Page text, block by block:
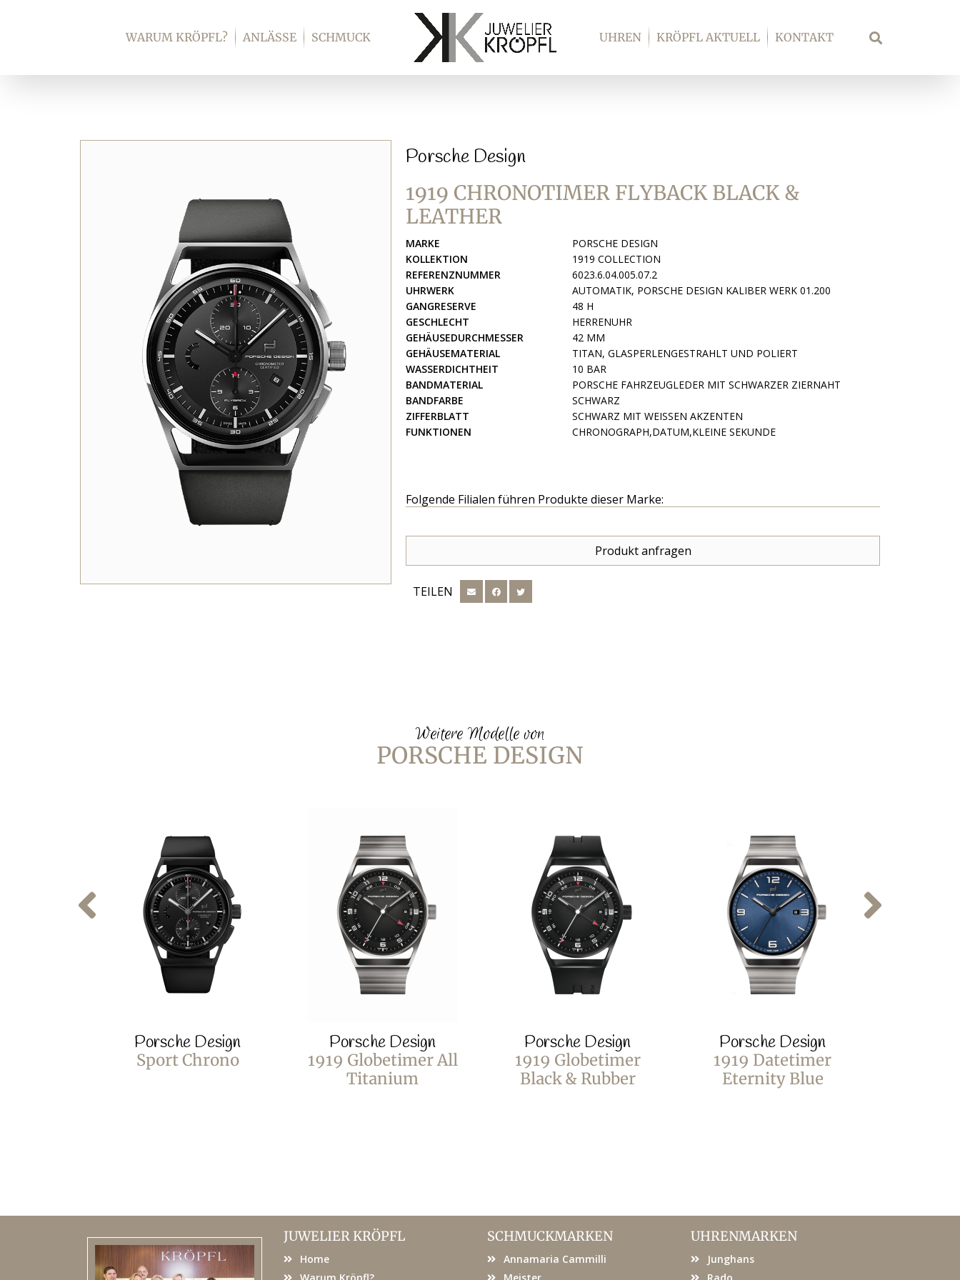
WARUM KRÖPFL? ANLÄSSE SCHMUCK UHREN KRÖPFL AKTUELL KONTAKT Suche
Porsche Design
1919 CHRONOTIMER FLYBACK BLACK &
LEATHER
MARKE
PORSCHE DESIGN
KOLLEKTION
1919 COLLECTION
REFERENZNUMMER
6023.6.04.005.07.2
UHRWERK
AUTOMATIK, PORSCHE DESIGN KALIBER WERK 01.200
GANGRESERVE
48 H
GESCHLECHT
HERRENUHR
GEHÄUSEDURCHMESSER
42 MM
GEHÄUSEMATERIAL
TITAN, GLASPERLENGESTRAHLT UND POLIERT
WASSERDICHTHEIT
10 BAR
BANDMATERIAL
PORSCHE FAHRZEUGLEDER MIT SCHWARZER ZIERNAHT
BANDFARBE
SCHWARZ
ZIFFERBLATT
SCHWARZ MIT WEISSEN AKZENTEN
FUNKTIONEN
CHRONOGRAPH,DATUM,KLEINE SEKUNDE
Folgende Filialen führen Produkte dieser Marke:
Produkt anfragen
TEILEN
Weitere Modelle von
PORSCHE DESIGN
Porsche Design
Sport Chrono
Porsche Design
1919 Globetimer All
Titanium
Porsche Design
1919 Globetimer
Black & Rubber
Porsche Design
1919 Datetimer
Eternity Blue
JUWELIER KRÖPFL
Home
SCHMUCKMARKEN
Annamaria Cammilli
UHRENMARKEN
Junghans